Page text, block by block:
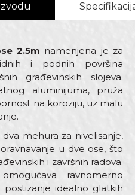
2.5m namenjena je za
i podnih površina
građevinskih slojeva.
aluminijuma, pruža
na koroziju, uz malu
mehura za nivelisanje,
u dve ose, što
i završnih radova.
ravnomerno
postizanje idealno glatkih